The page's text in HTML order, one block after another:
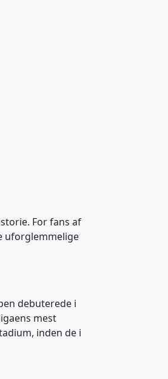
For fans af
uforglemmelige
debuterede i
mest
inden de i